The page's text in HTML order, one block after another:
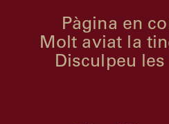
Pàgina en
Molt aviat la
Disculpeu